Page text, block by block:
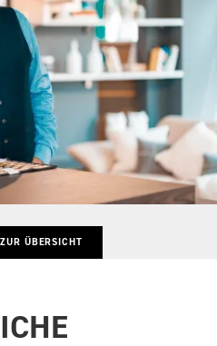
ÜBERSICHT